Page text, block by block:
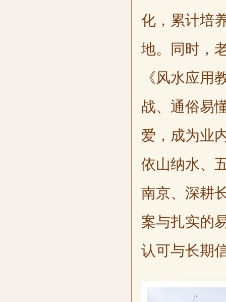
化，累计培
地。同时，
《风水应用
战、通俗易
爱，成为业
依山纳水、
南京、深耕
案与扎实的
认可与长期